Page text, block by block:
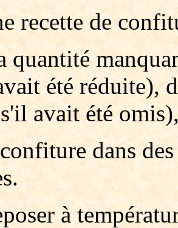
recette de
quantité
été réduite),
avait été
dans
à